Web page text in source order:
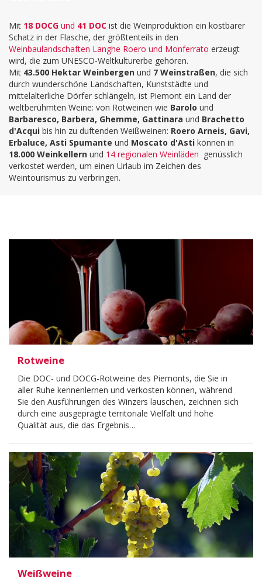
Mit 18 DOCG und 41 DOC ist die Weinproduktion ein kostbarer
Schatz in der Flasche, der größtenteils in den
Weinbaulandschaften Langhe Roero und Monferrato erzeugt
wird, die zum UNESCO-Weltkulturerbe gehören.
Mit 43.500 Hektar Weinbergen und 7 Weinstraßen, die sich
durch wunderschöne Landschaften, Kunststädte und
mittelalterliche Dörfer schlängeln, ist Piemont ein Land der
weltberühmten Weine: von Rotweinen wie Barolo und
Barbaresco, Barbera, Ghemme, Gattinara und Brachetto
d'Acqui bis hin zu duftenden Weißweinen: Roero Arneis, Gavi,
Erbaluce, Asti Spumante und Moscato d'Asti können in
18.000 Weinkellern und 14 regionalen Weinläden genüsslich
verkostet werden, um einen Urlaub im Zeichen des
Weintourismus zu verbringen.
Rotweine
Die DOC- und DOCG-Rotweine des Piemonts, die Sie in
aller Ruhe kennenlernen und verkosten können, während
Sie den Ausführungen des Winzers lauschen, zeichnen sich
durch eine ausgeprägte territoriale Vielfalt und hohe
Qualität aus, die das Ergebnis…
Weißweine